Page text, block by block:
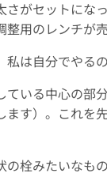
がセットにな
用のレンチが
は自分でやる
いる中心の部
す）。これを
栓みたいなも